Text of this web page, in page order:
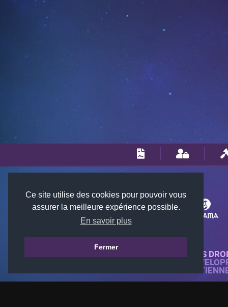
Ce site utilise des cookies pour pouvoir vous
assurer la meilleure expérience possible.
En savoir plus
Fermer
© 2018-2026 KTARENA. TOUS
SITE WEB ENTIÈREMENT
TOUTES LES IMAGES